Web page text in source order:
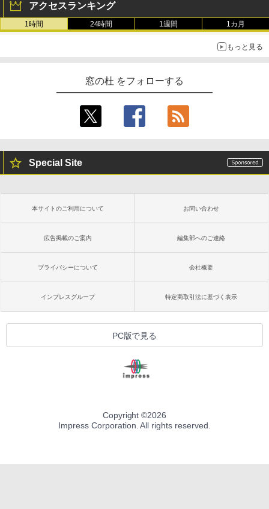
アクセスランキング
1時間 24時間 1週間 1カ月
もっと見る
窓の杜 をフォローする
Special Site
本サイトのご利用について お問い合わせ
広告掲載のご案内 編集部へのご連絡
プライバシーについて 会社概要
インプレスグループ 特定商取引法に基づく表示
PC版で見る
Copyright ©2026
Impress Corporation. All rights reserved.